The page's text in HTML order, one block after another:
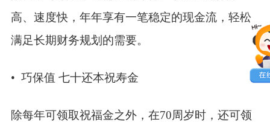
高、速度快，年年享有一笔稳定的现金流，轻松
满足长期财务规划的需要。
• 巧保值 七十还本祝寿金
除每年可领取祝福金之外，在70周岁时，还可领